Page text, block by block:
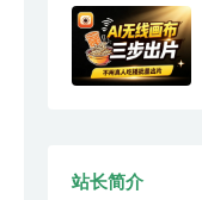
站长简介